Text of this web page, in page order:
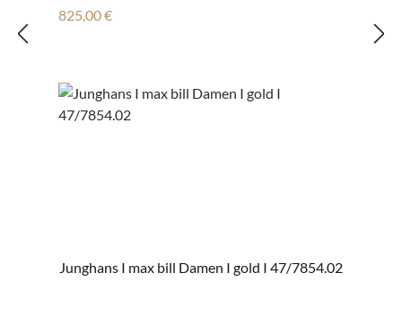
Regulärer Preis:
825,00 €
Junghans I max bill Damen I gold I 47/7854.02